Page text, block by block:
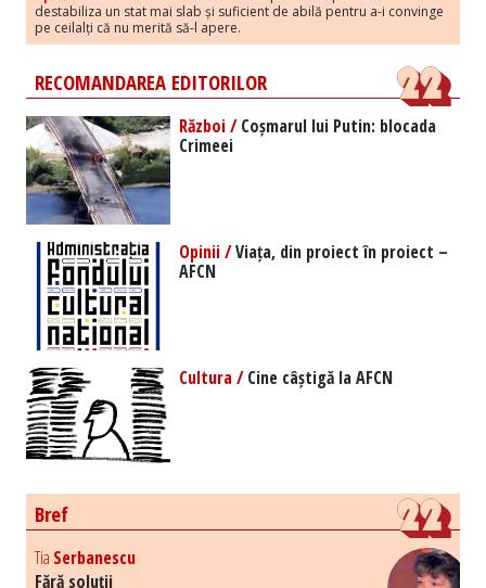
destabiliza un stat mai slab și suficient de abilă pentru a-i convinge
pe ceilalți că nu merită să-l apere.
RECOMANDAREA EDITORILOR
Război /Coșmarul lui Putin: blocada
Crimeei
Opinii /Viața, din proiect în proiect –
AFCN
Cultura /Cine câștigă la AFCN
Bref
Tia Serbanescu
Fără soluții